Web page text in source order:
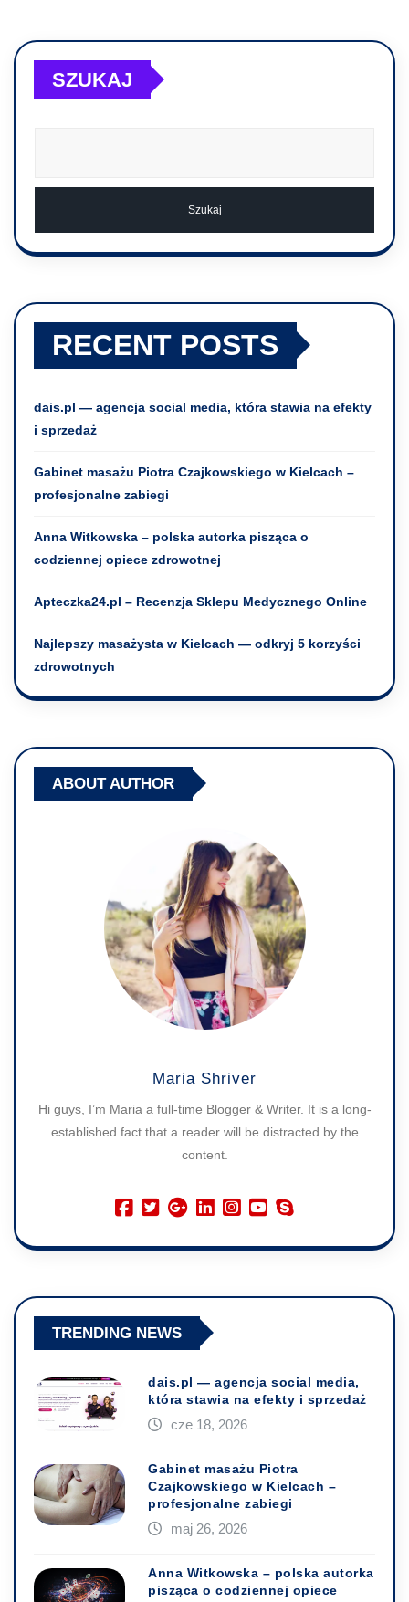
SZUKAJ
Szukaj
RECENT POSTS
dais.pl — agencja social media, która stawia na efekty
i sprzedaż
Gabinet masażu Piotra Czajkowskiego w Kielcach –
profesjonalne zabiegi
Anna Witkowska – polska autorka pisząca o
codziennej opiece zdrowotnej
Apteczka24.pl – Recenzja Sklepu Medycznego Online
Najlepszy masażysta w Kielcach — odkryj 5 korzyści
zdrowotnych
ABOUT AUTHOR
Maria Shriver
Hi guys, I’m Maria a full-time Blogger & Writer. It is a long-
established fact that a reader will be distracted by the
content.
TRENDING NEWS
dais.pl — agencja social media,
która stawia na efekty i sprzedaż
cze 18, 2026
Gabinet masażu Piotra
Czajkowskiego w Kielcach –
profesjonalne zabiegi
maj 26, 2026
Anna Witkowska – polska autorka
pisząca o codziennej opiece